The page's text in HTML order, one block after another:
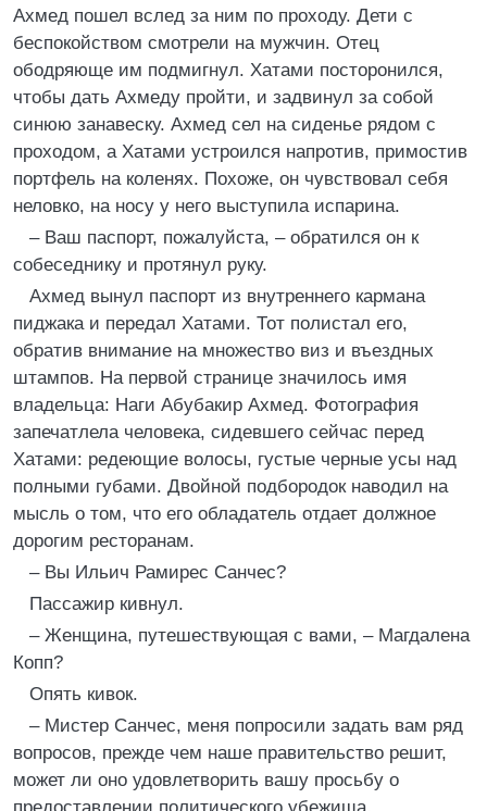
Ахмед пошел вслед за ним по проходу. Дети с
беспокойством смотрели на мужчин. Отец
ободряюще им подмигнул. Хатами посторонился,
чтобы дать Ахмеду пройти, и задвинул за собой
синюю занавеску. Ахмед сел на сиденье рядом с
проходом, а Хатами устроился напротив, примостив
портфель на коленях. Похоже, он чувствовал себя
неловко, на носу у него выступила испарина.
– Ваш паспорт, пожалуйста, – обратился он к
собеседнику и протянул руку.
Ахмед вынул паспорт из внутреннего кармана
пиджака и передал Хатами. Тот полистал его,
обратив внимание на множество виз и въездных
штампов. На первой странице значилось имя
владельца: Наги Абубакир Ахмед. Фотография
запечатлела человека, сидевшего сейчас перед
Хатами: редеющие волосы, густые черные усы над
полными губами. Двойной подбородок наводил на
мысль о том, что его обладатель отдает должное
дорогим ресторанам.
– Вы Ильич Рамирес Санчес?
Пассажир кивнул.
– Женщина, путешествующая с вами, – Магдалена
Копп?
Опять кивок.
– Мистер Санчес, меня попросили задать вам ряд
вопросов, прежде чем наше правительство решит,
может ли оно удовлетворить вашу просьбу о